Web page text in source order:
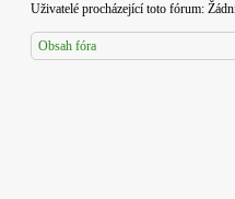
Uživatelé procházející toto fórum:
Obsah fóra